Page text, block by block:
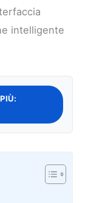
intelligente